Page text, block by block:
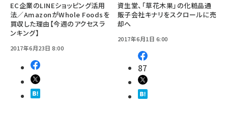
EC企業のLINEショッピング活用
法／AmazonがWhole Foodsを
買収した理由【今週のアクセスラ
ンキング】
2017年6月23日 8:00
資生堂、「草花木果」の化粧品通
販子会社キナリをスクロールに売
却へ
2017年6月1日 6:00
87